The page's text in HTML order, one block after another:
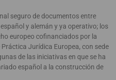
seguro de documentos entre
y alemán y ya operativo; los
europeo cofinanciados por la
Práctica Jurídica Europea, con sede
de las iniciativas en que se ha
español a la construcción de